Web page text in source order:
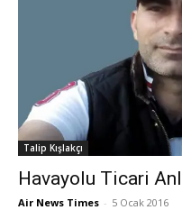
Talip Kışlakçı
Havayolu Ticari
Air News Times - 5 Ocak 2016